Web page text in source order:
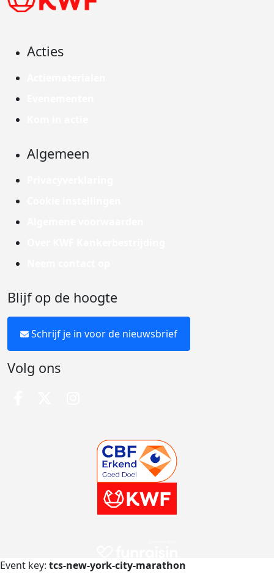
Acties
Algemeen
Blijf op de hoogte
Schrijf je in voor de nieuwsbrief
Volg ons
Event key: tcs-new-york-city-marathon